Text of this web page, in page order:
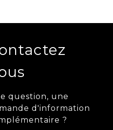
question, une
d'information
?